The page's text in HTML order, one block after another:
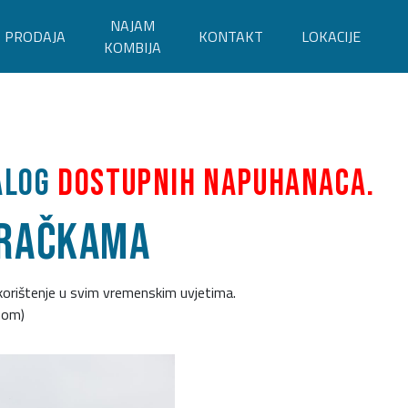
PRODAJA
NAJAM
KOMBIJA
KONTAKT LOKACIJE
dostupnih napuhanaca.
u svim vremenskim uvjetima.